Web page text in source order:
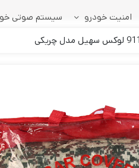
کفپوش پژو 206
هاچبک
چادر تارا
کفپوش صندوق تارا
ابر نانو
سنسور دنده عقب
خودرو
امنیت خودرو
سیستم صوتی